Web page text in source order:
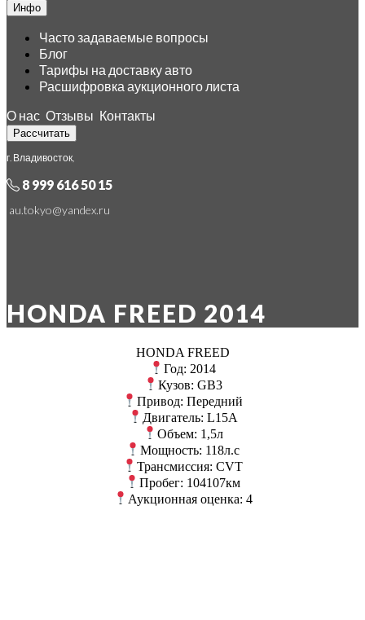
Инфо
Часто задаваемые вопросы
Блог
Тарифы на доставку авто
Расшифровка аукционного листа
О нас Отзывы Контакты
Рассчитать
г. Владивосток,
8 999 616 50 15
au.tokyo@yandex.ru
HONDA FREED 2014
HONDA FREED
Год: 2014
Кузов: GB3
Привод: Передний
Двигатель: L15A
Объем: 1,5л
Мощность: 118л.с
Трансмиссия: CVT
Пробег: 104107км
Аукционная оценка: 4